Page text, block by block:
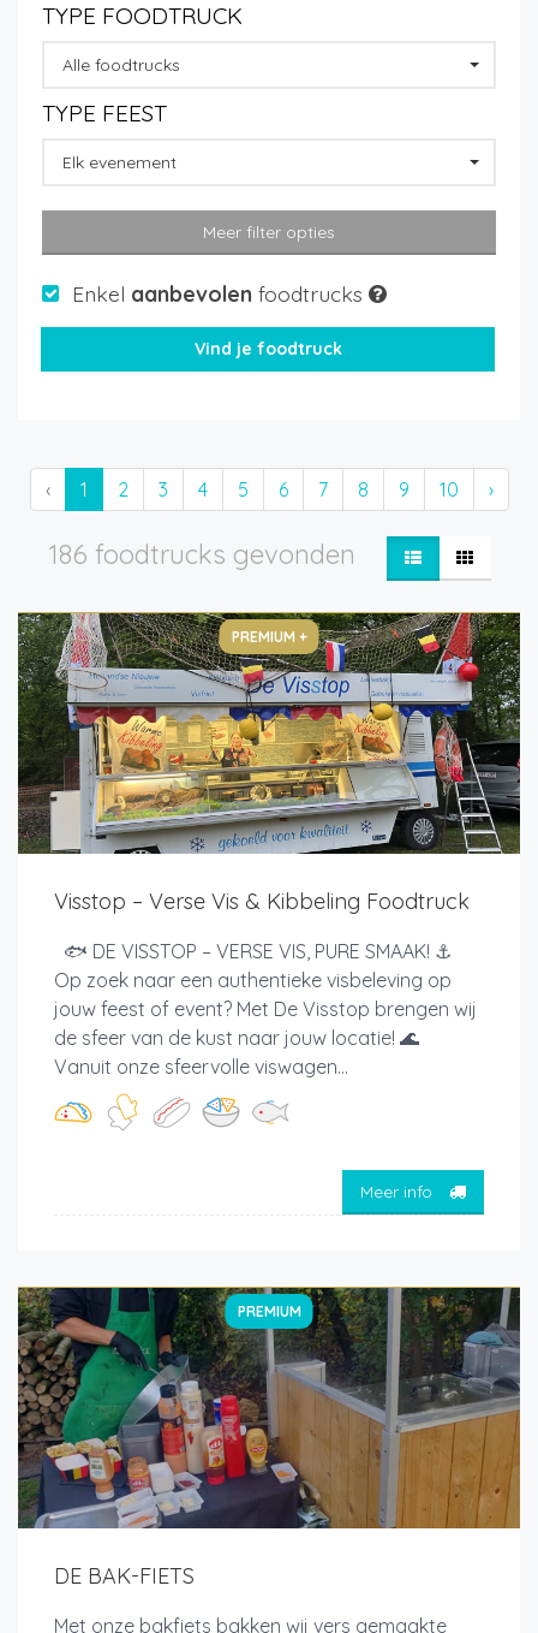
TYPE FOODTRUCK
Alle foodtrucks
TYPE FEEST
Elk evenement
Meer filter opties
Enkel aanbevolen foodtrucks
‹ 1 2 3 4 5 6 7 8 9 10 ›
186 foodtrucks gevonden
PREMIUM +
Visstop – Verse Vis & Kibbeling Foodtruck
🐟 DE VISSTOP – VERSE VIS, PURE SMAAK! ⚓
Op zoek naar een authentieke visbeleving op
jouw feest of event? Met De Visstop brengen wij
de sfeer van de kust naar jouw locatie! 🌊
Vanuit onze sfeervolle viswagen...
Meer info
PREMIUM
DE BAK-FIETS
Met onze bakfiets bakken wij vers gemaakte